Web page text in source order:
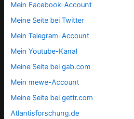
Mein Facebook-Account
Meine Seite bei Twitter
Mein Telegram-Account
Mein Youtube-Kanal
Meine Seite bei gab.com
Mein mewe-Account
Meine Seite bei gettr.com
Atlantisforschung.de